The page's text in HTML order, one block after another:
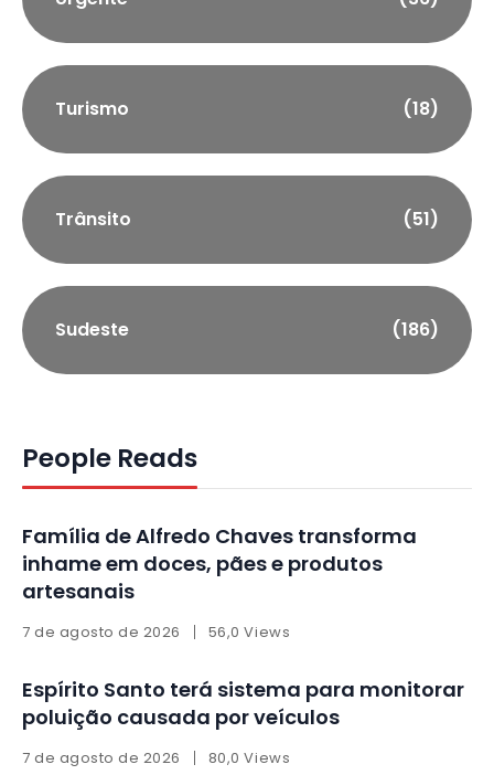
Turismo (18)
Trânsito (51)
Sudeste (186)
People Reads
Família de Alfredo Chaves transforma
inhame em doces, pães e produtos
artesanais
7 de agosto de 2026 56,0 Views
Espírito Santo terá sistema para monitorar
poluição causada por veículos
7 de agosto de 2026 80,0 Views